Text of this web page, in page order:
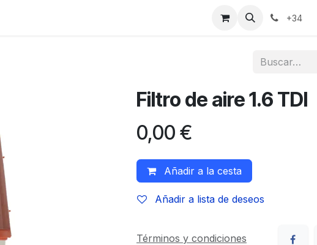
+34
Filtro de aire 1.6 TDI
0,00 €
Añadir a la cesta
Añadir a lista de deseos
Términos y condiciones